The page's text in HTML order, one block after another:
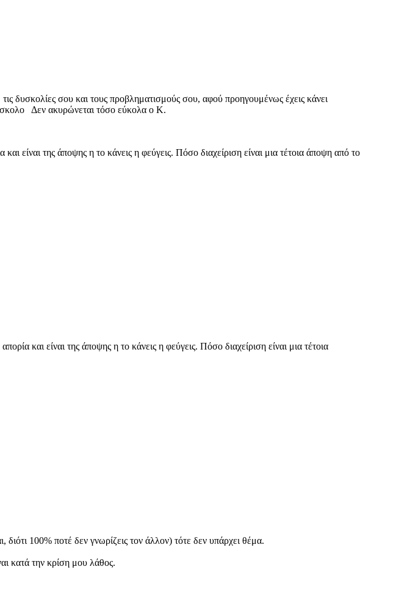
δυσκολίες σου και τους προβληματισμούς σου, αφού προηγουμένως έχεις κάνει
Δεν ακυρώνεται τόσο εύκολα ο Κ.
είναι της άποψης η το κάνεις η φεύγεις. Πόσο διαχείριση είναι μια τέτοια άποψη από το
και είναι της άποψης η το κάνεις η φεύγεις. Πόσο διαχείριση είναι μια τέτοια
100% ποτέ δεν γνωρίζεις τον άλλον) τότε δεν υπάρχει θέμα.
κατά την κρίση μου λάθος.